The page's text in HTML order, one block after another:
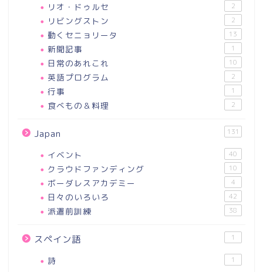
リオ・ドゥルセ 2
リビングストン 2
動くセニョリータ 13
新聞記事 1
日常のあれこれ 10
英語プログラム 2
行事 1
食べもの＆料理 2
Japan 131
イベント 40
クラウドファンディング 10
ボーダレスアカデミー 4
日々のいろいろ 42
派遣前訓練 38
スペイン語 1
詩 1